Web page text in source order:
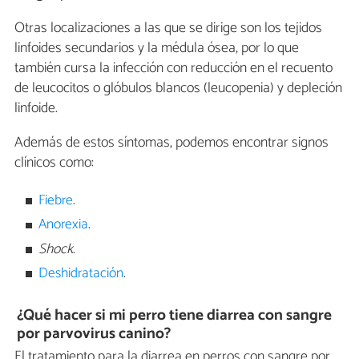
Otras localizaciones a las que se dirige son los tejidos
linfoides secundarios y la médula ósea, por lo que
también cursa la infección con reducción en el recuento
de leucocitos o glóbulos blancos (leucopenia) y depleción
linfoide.
Además de estos síntomas, podemos encontrar signos
clínicos como:
Fiebre.
Anorexia.
Shock.
Deshidratación.
¿Qué hacer si mi perro tiene diarrea con sangre
por parvovirus canino?